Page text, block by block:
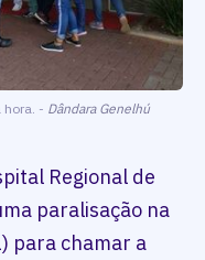
hora. - Dândara Genelhú
Regional de
paralisação na
para chamar a